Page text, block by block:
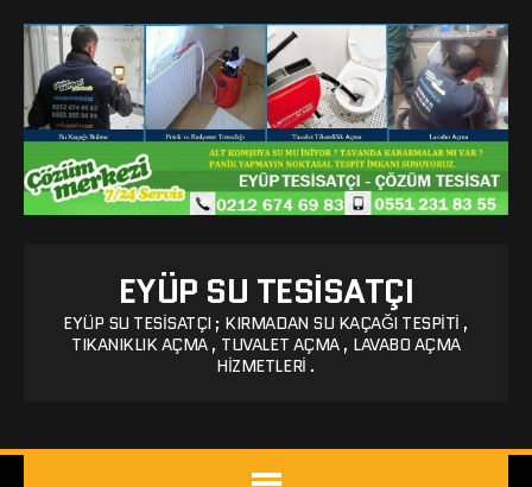
EYÜP SU TESISATÇI
EYÜP SU TESISATÇI ; KIRMADAN SU KAÇAĞI TESPITI ,
TIKANIKLIK AÇMA , TUVALET AÇMA , LAVABO AÇMA
HIZMETLERI .